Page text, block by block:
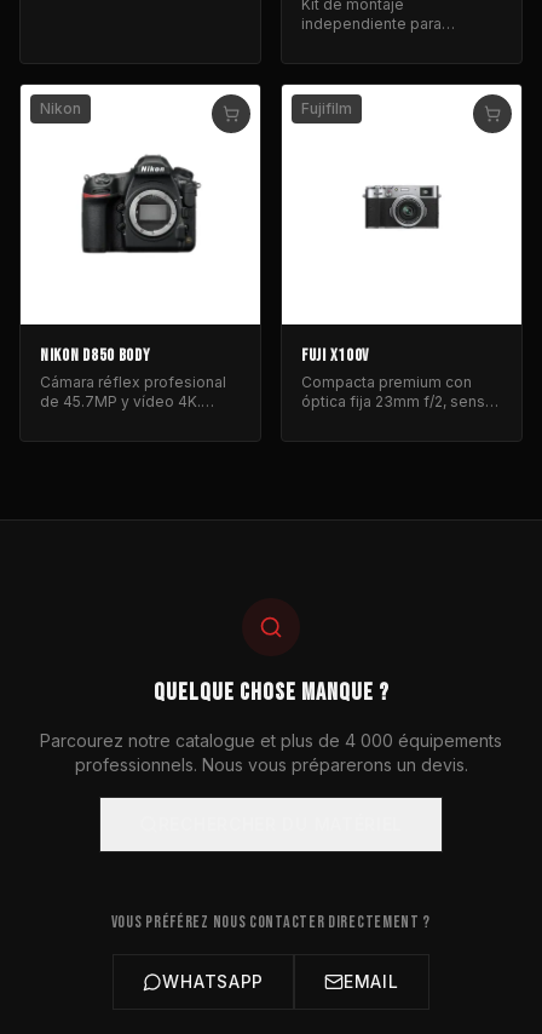
Kit de montaje
independiente para
accesorios en rodaje.
Nikon
NIKON D850 BODY
Cámara réflex profesional
de 45.7MP y vídeo 4K.
Fujifilm
FUJI X100V
Compacta premium con
óptica fija 23mm f/2, sensor
resistente.
QUELQUE CHOSE MANQUE ?
Parcourez notre catalogue et plus de 4 000 équipements
professionnels. Nous vous préparerons un devis.
VOUS PRÉFÉREZ NOUS CONTACTER DIRECTEMENT ?
WHATSAPP EMAIL